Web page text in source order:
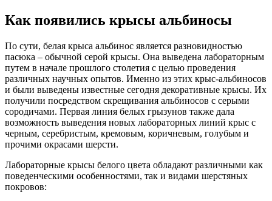
Как появились крысы альбиносы
По сути, белая крыса альбинос является разновидностью
пасюка – обычной серой крысы. Она выведена лабораторным
путем в начале прошлого столетия с целью проведения
различных научных опытов. Именно из этих крыс-альбиносов
и были выведены известные сегодня декоративные крысы. Их
получили посредством скрещивания альбиносов с серыми
сородичами. Первая линия белых грызунов также дала
возможность выведения новых лабораторных линий крыс с
черным, серебристым, кремовым, коричневым, голубым и
прочими окрасами шерсти.
Лабораторные крысы белого цвета обладают различными как
поведенческими особенностями, так и видами шерстяных
покровов: